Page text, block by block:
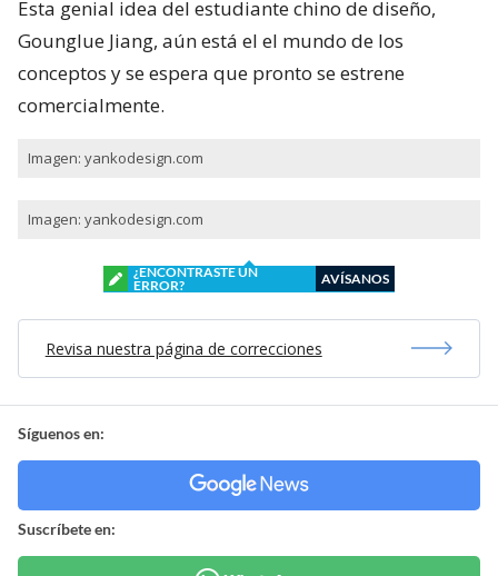
Esta genial idea del estudiante chino de diseño,
Gounglue Jiang, aún está el el mundo de los
conceptos y se espera que pronto se estrene
comercialmente.
Imagen: yankodesign.com
Imagen: yankodesign.com
¿ENCONTRASTE UN
ERROR?
AVÍSANOS
Revisa nuestra página de correcciones
Síguenos en:
Suscríbete en: